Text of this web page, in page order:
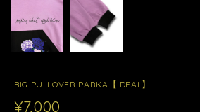
BIG PULLOVER PARKA【IDEAL】
¥7,000